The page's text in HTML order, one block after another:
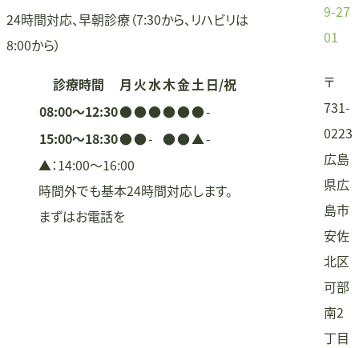
シ
24時間対応、早朝診療（7:30から、リハビリは
8:00から）
診療時間 月 火水木金土日/祝
08:00〜12:30●●●●●●-
15:00〜18:30●●- ●●▲-
▲：14:00〜16:00
時間外でも基本24時間対応します。
まずはお電話を
9-27
01
〒
731-
0223
広島
県広
島市
安佐
北区
可部
南2
丁目